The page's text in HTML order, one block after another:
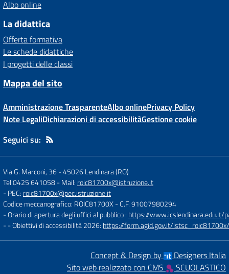
Albo online
La didattica
Offerta formativa
Le schede didattiche
I progetti delle classi
Mappa del sito
Amministrazione TrasparenteAlbo onlinePrivacy Policy
Note LegaliDichiarazioni di accessibilitàGestione cookie
Seguici su:
Via G. Marconi, 36-45026 Lendinara (RO)
Tel 0425 641058- Mail: roic81700x@istruzione.it
- PEC: roic81700x@pec.istruzione.it
Codice meccanografico: ROIC81700X- C.F. 91007980294
- Orario di apertura degli uffici al pubblico : https://www.icslendinara.edu.it/
- - Obiettivi di accessibilità 2026: https://form.agid.gov.it/
Concept & Design by
Designers Italia
Sito web realizzato con CMS
SCUOLASTICO